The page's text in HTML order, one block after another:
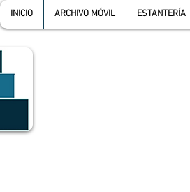
INICIO ARCHIVO MÓVIL ESTANTERÍA